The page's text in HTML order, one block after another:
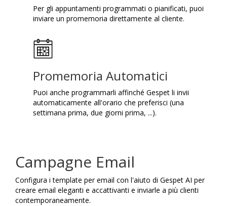
Per gli appuntamenti programmati o pianificati, puoi
inviare un promemoria direttamente al cliente.
Promemoria Automatici
Puoi anche programmarli affinché Gespet li invii
automaticamente all'orario che preferisci (una
settimana prima, due giorni prima, ...).
Campagne Email
Configura i template per email con l'aiuto di Gespet AI per
creare email eleganti e accattivanti e inviarle a più clienti
contemporaneamente.